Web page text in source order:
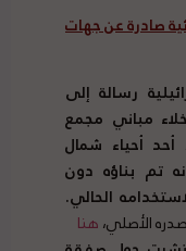
صادرة عن جهات
رسالة إلى
مباني مجمع
أحياء شمال
تم بناؤه دون
الحالي.
هنا